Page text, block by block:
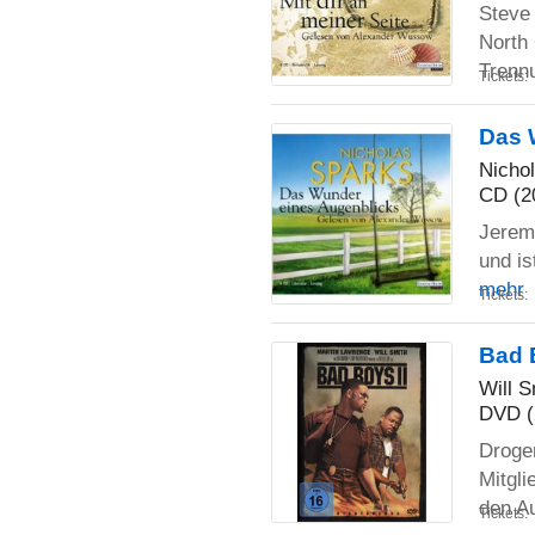
North
Tickets:
Das
CD
und
mehr
Tickets:
Bad
Will
DVD
den
Tickets: